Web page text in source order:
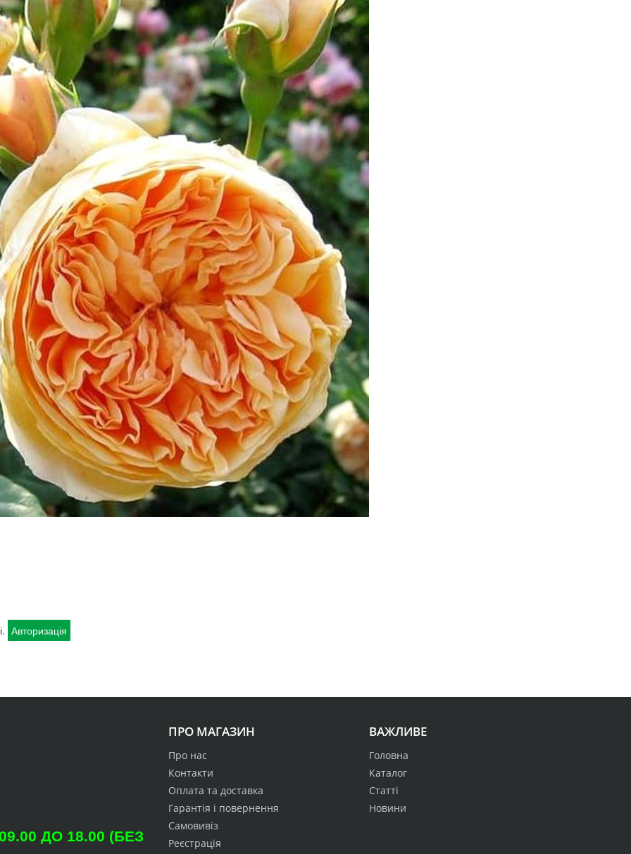
Авторизація
ПРО МАГАЗИН
Про нас
Контакти
Оплата та доставка
Гарантія і повернення
Самовивіз
Реєстрація
ВАЖЛИВЕ
Головна
Каталог
Статті
Новини
ДО 18.00 (БЕЗ